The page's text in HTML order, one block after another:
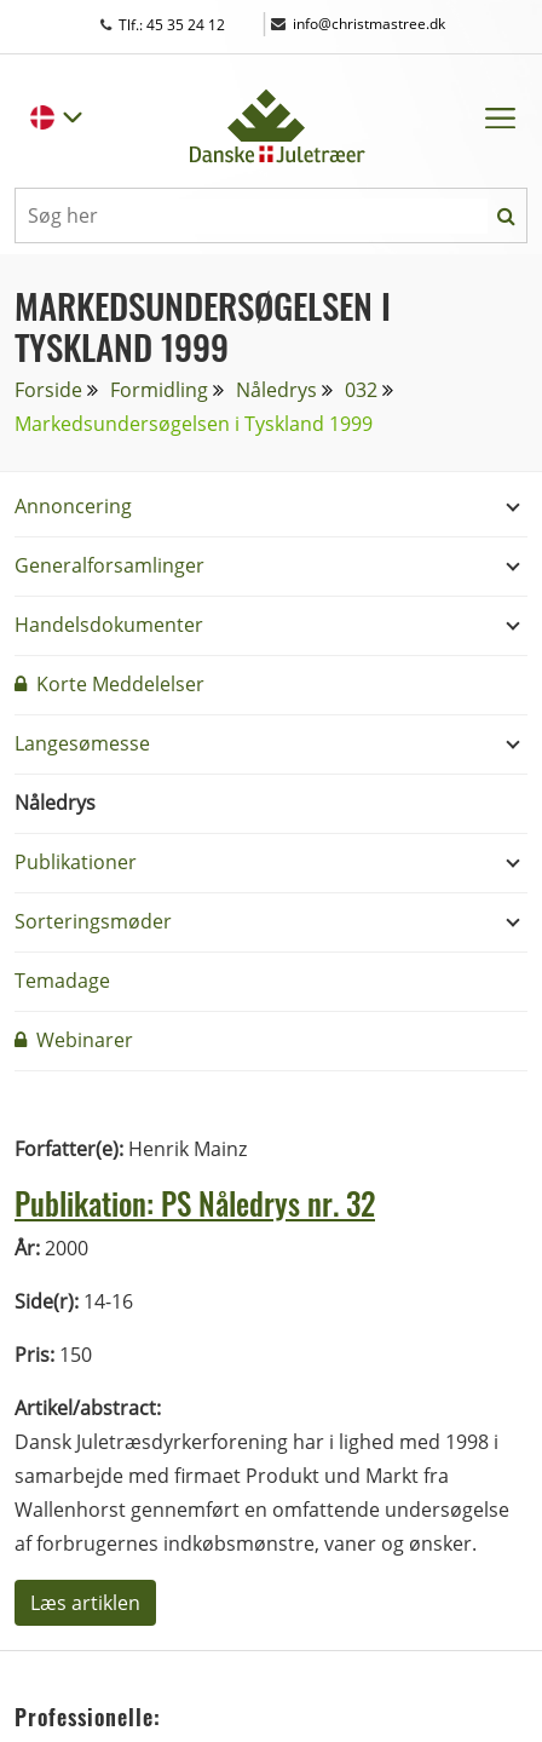
Tlf.: 45 35 24 12 | info@christmastree.dk
MARKEDSUNDERSØGELSEN I
TYSKLAND 1999
Forside Formidling Nåledrys
032
Markedsundersøgelsen i Tyskland 1999
Annoncering
Generalforsamlinger
Handelsdokumenter
Korte Meddelelser
Langesømesse
Nåledrys
Publikationer
Sorteringsmøder
Temadage
Webinarer
Forfatter(e): Henrik Mainz
Publikation: PS Nåledrys nr. 32
År:2000
Side(r): 14-16
Pris: 150
Artikel/abstract:
Dansk Juletræsdyrkerforening har i lighed med 1998 i
samarbejde med firmaet Produkt und Markt fra
Wallenhorst gennemført en omfattende undersøgelse
af forbrugernes indkøbsmønstre, vaner og ønsker.
Læs artiklen
Professionelle: